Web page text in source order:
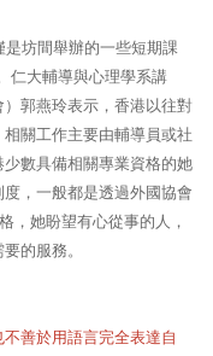
坊間舉辦的一些短期課
仁大輔導與心理學系講
郭燕玲表示，香港以往對
關工作主要由輔導員或社
數具備相關專業資格的她
，一般都是透過外國協會
，她盼望有心從事的人，
的服務。
善於用語言完全表達自